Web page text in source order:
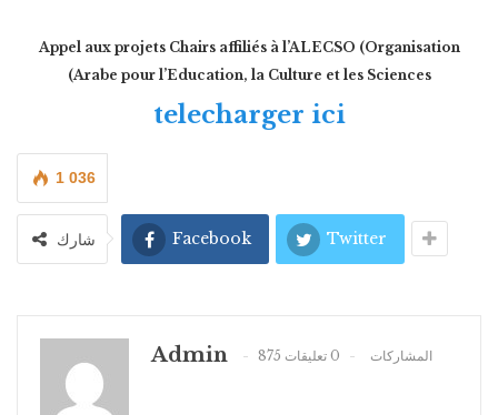
Appel aux projets Chairs affiliés à l’ALECSO (Organisation
Arabe pour l’Education, la Culture et les Sciences)
telecharger ici
1 036
شارك Facebook Twitter
Admin 875 المشاركات 0 تعليقات